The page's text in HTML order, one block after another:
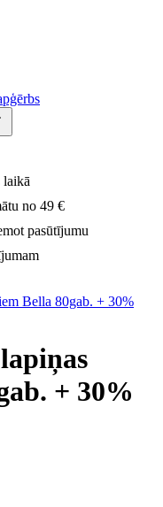
laikā
no 49 €
pasūtījumu
Bella 80gab. + 30%
+ 30%